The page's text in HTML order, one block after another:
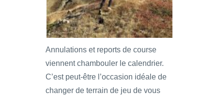
Annulations et reports de course
viennent chambouler le calendrier.
C’est peut-être l’occasion idéale de
changer de terrain de jeu de vous